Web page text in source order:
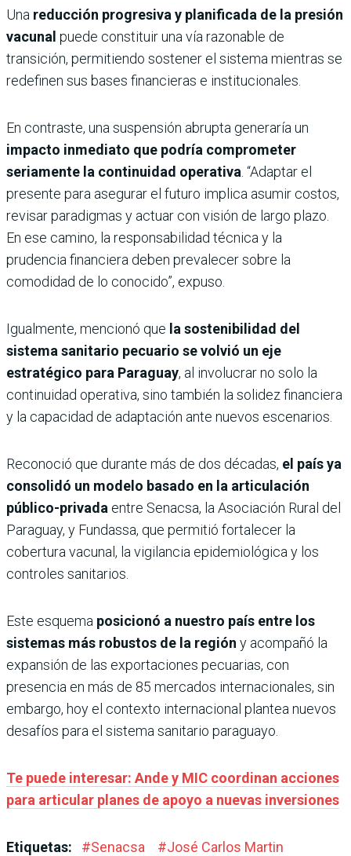
Una reducción progresiva y planificada de la presión
vacunal puede constituir una vía razonable de
transición, permitiendo sostener el sistema mientras se
redefinen sus bases financieras e institucionales.
En contraste, una suspensión abrupta generaría un
impacto inmediato que podría comprometer
seriamente la continuidad operativa . “Adaptar el
presente para asegurar el futuro implica asumir costos,
revisar paradigmas y actuar con visión de largo plazo.
En ese camino, la responsabilidad técnica y la
prudencia financiera deben prevalecer sobre la
comodidad de lo conocido”, expuso.
Igualmente, mencionó que la sostenibilidad del
sistema sanitario pecuario se volvió un eje
estratégico para Paraguay, al involucrar no solo la
continuidad operativa, sino también la solidez financiera
y la capacidad de adaptación ante nuevos escenarios.
Reconoció que durante más de dos décadas, el país ya
consolidó un modelo basado en la articulación
público-privada entre Senacsa, la Asociación Rural del
Paraguay, y Fundassa, que permitió fortalecer la
cobertura vacunal, la vigilancia epidemiológica y los
controles sanitarios.
Este esquema posicionó a nuestro país entre los
sistemas más robustos de la región y acompañó la
expansión de las exportaciones pecuarias, con
presencia en más de 85 mercados internacionales, sin
embargo, hoy el contexto internacional plantea nuevos
desafíos para el sistema sanitario paraguayo.
Te puede interesar: Ande y MIC coordinan acciones
para articular planes de apoyo a nuevas inversiones
Etiquetas: #Senacsa #José Carlos Martin